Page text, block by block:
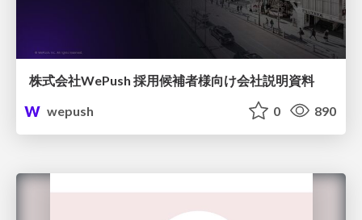
株式会社WePush 採用候補者様向け会社説明資料
wepush
0 890